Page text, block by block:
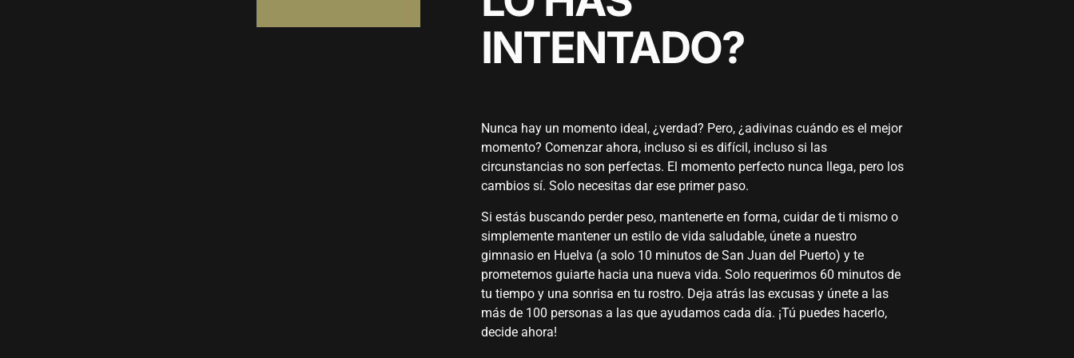
INTENTADO?
Nunca hay un momento ideal, ¿verdad? Pero, ¿adivinas cuándo es el mejor
momento? Comenzar ahora, incluso si es difícil, incluso si las
circunstancias no son perfectas. El momento perfecto nunca llega, pero los
cambios sí. Solo necesitas dar ese primer paso.
Si estás buscando perder peso, mantenerte en forma, cuidar de ti mismo o
simplemente mantener un estilo de vida saludable, únete a nuestro
gimnasio en Huelva (a solo 10 minutos de San Juan del Puerto) y te
prometemos guiarte hacia una nueva vida. Solo requerimos 60 minutos de
tu tiempo y una sonrisa en tu rostro. Deja atrás las excusas y únete a las
más de 100 personas a las que ayudamos cada día. ¡Tú puedes hacerlo,
decide ahora!